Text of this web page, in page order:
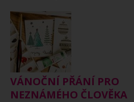
VÁNOČNÍ PŘÁNÍ PRO
NEZNÁMÉHO ČLOVĚKA